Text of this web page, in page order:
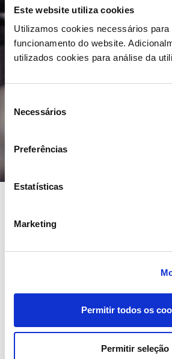
Este website utiliza cookies
Utilizamos cookies necessários para
funcionamento do website.
utilizados cookies para análise da
Necessários
Preferências
Estatísticas
Marketing
Permitir todos os
Permitir seleção
A nossa política de
qualidade da
nos seguintes
compromissos:
Clientes, cumprindo os
suas expectativas, pois só